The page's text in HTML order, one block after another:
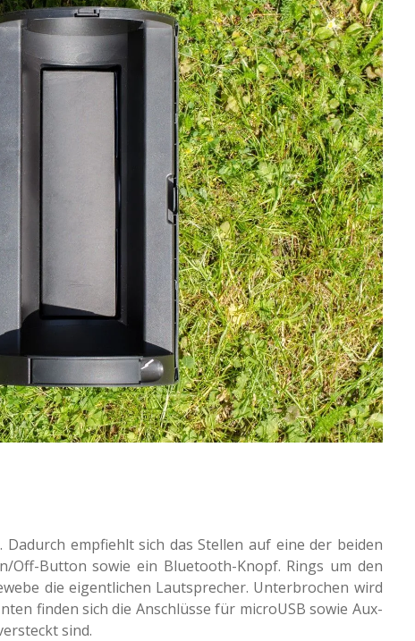
emp­fiehlt sich das Stel­len auf eine der beiden
Off-Button sowie ein Blue­tooth-Knopf. Rings um den
die eigent­li­chen Laut­spre­cher. Unter­bro­chen wird
finden sich die Anschlüs­se für microUSB sowie Aux-
sind.